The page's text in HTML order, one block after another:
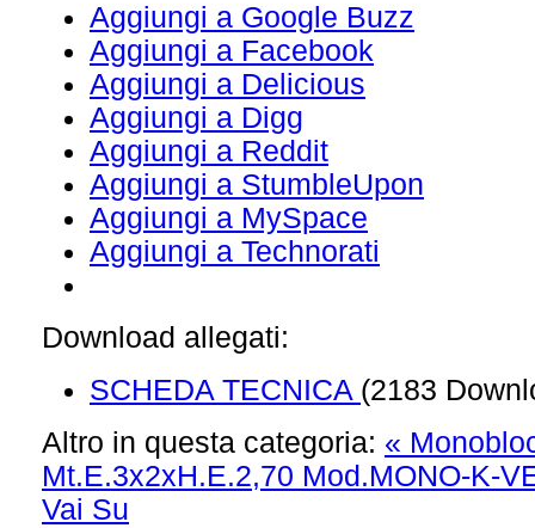
Aggiungi a Google Buzz
Aggiungi a Facebook
Aggiungi a Delicious
Aggiungi a Digg
Aggiungi a Reddit
Aggiungi a StumbleUpon
Aggiungi a MySpace
Aggiungi a Technorati
Download allegati:
SCHEDA TECNICA (2183
Altro in questa categoria: «
Mt.E.3x2xH.E.2,70 Mod.MONO-K-
Vai Su